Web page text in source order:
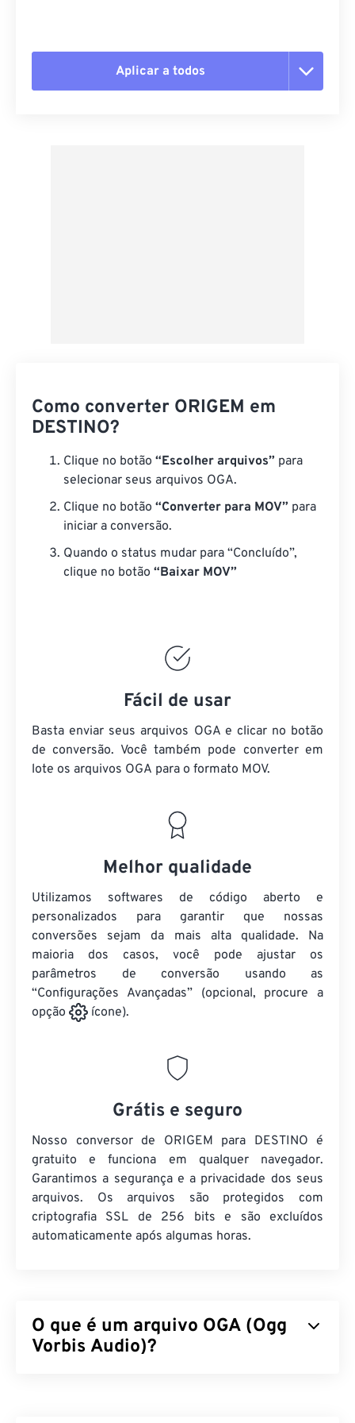
Aplicar a todos
Como converter ORIGEM em
DESTINO?
Clique no botão “Escolher arquivos” para
selecionar seus arquivos OGA.
Clique no botão “Converter para MOV” para
iniciar a conversão.
Quando o status mudar para “Concluído”,
clique no botão “Baixar MOV”
Fácil de usar
Basta enviar seus arquivos OGA e clicar no botão
de conversão. Você também pode converter em
lote os arquivos OGA para o formato MOV.
Melhor qualidade
Utilizamos softwares de código aberto e
personalizados para garantir que nossas
conversões sejam da mais alta qualidade. Na
maioria dos casos, você pode ajustar os
parâmetros de conversão usando as
“Configurações Avançadas” (opcional, procure a
opção
ícone).
Grátis e seguro
Nosso conversor de ORIGEM para DESTINO é
gratuito e funciona em qualquer navegador.
Garantimos a segurança e a privacidade dos seus
arquivos. Os arquivos são protegidos com
criptografia SSL de 256 bits e são excluídos
automaticamente após algumas horas.
O que é um arquivo OGA (Ogg
Vorbis Audio)?